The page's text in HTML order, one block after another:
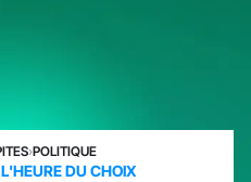
›POLITIQUE
DU CHOIX